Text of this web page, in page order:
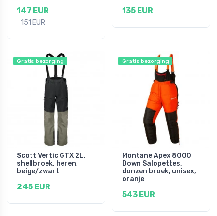
147 EUR
151 EUR
135 EUR
Gratis bezorging
Scott Vertic GTX 2L,
shellbroek, heren,
beige/zwart
245 EUR
Gratis bezorging
Montane Apex 8000
Down Salopettes,
donzen broek, unisex,
oranje
543 EUR